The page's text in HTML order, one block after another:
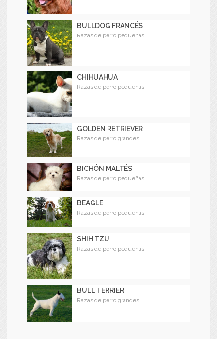
BULLDOG FRANCÉS
Razas de perro pequeñas
CHIHUAHUA
Razas de perro pequeñas
GOLDEN RETRIEVER
Razas de perro grandes
BICHÓN MALTÉS
Razas de perro pequeñas
BEAGLE
Razas de perro pequeñas
SHIH TZU
Razas de perro pequeñas
BULL TERRIER
Razas de perro grandes